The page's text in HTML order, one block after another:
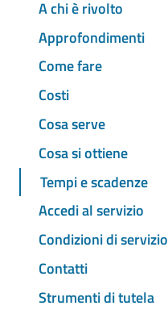
A chi è rivolto
Approfondimenti
Come fare
Costi
Cosa serve
Cosa si ottiene
Tempi e scadenze
Accedi al servizio
Condizioni di servizio
Contatti
Strumenti di tutela